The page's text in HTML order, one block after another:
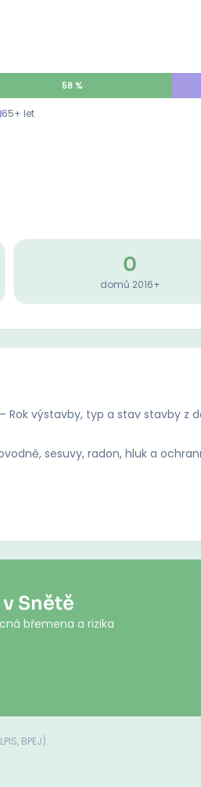
58%
65+ let
0
domů 2016+
Rok výstavby, typ a stav stavby z
sesuvy, radon, hluk a
Snětě
břemena a rizika
BPEJ).